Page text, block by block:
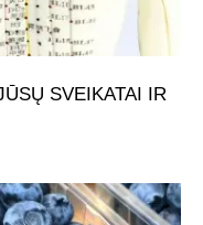
SVEIKATAI IR